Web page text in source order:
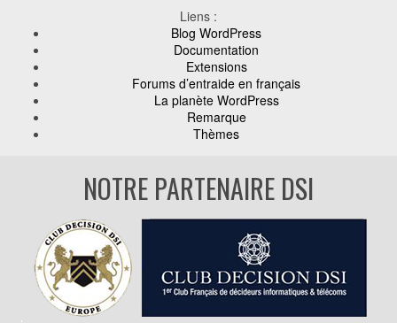
Liens :
Blog WordPress
Documentation
Extensions
Forums d’entraide en français
La planète WordPress
Remarque
Thèmes
NOTRE PARTENAIRE DSI